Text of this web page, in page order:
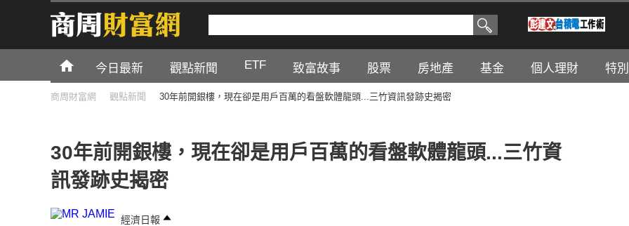
今日最新 觀點新聞 ETF 致富故事 股票 房地產 基金 個人理財 特
商周財富網 觀點新聞 30年前開銀樓，現在卻是用戶百萬的看盤軟體龍頭...三竹資訊發跡史揭密
30年前開銀樓，現在卻是用戶百萬的看盤軟體龍頭...三竹資
訊發跡史揭密
經濟日報